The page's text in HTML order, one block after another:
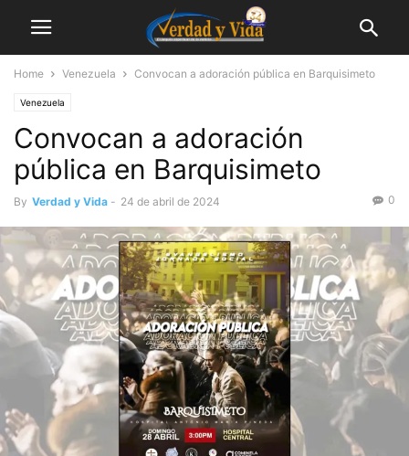
Home Venezuela Convocan a adoración pública en Barquisimeto
Venezuela
Convocan a adoración
pública en Barquisimeto
By Verdad y Vida - 24 de abril de 2024 0